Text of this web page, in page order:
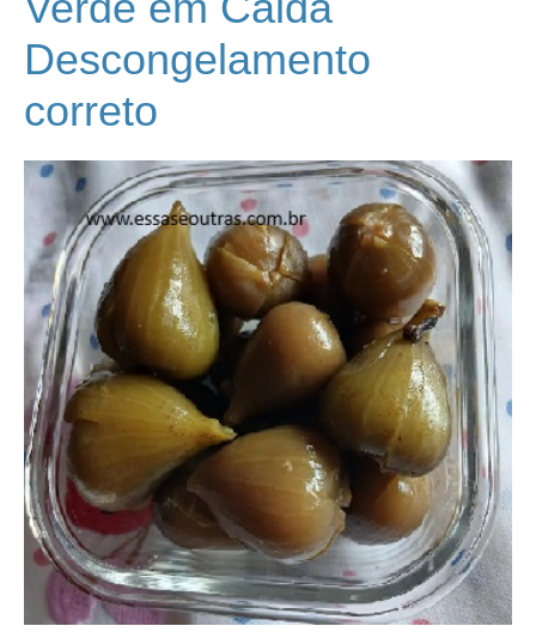
Descongelamento
correto